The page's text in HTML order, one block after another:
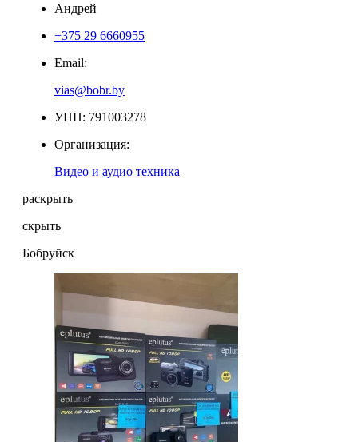
Андрей
+375 29 6660955
Email:
vias@bobr.by
УНП: 791003278
Организация:
Видео и аудио техника
раскрыть
скрыть
Бобруйск